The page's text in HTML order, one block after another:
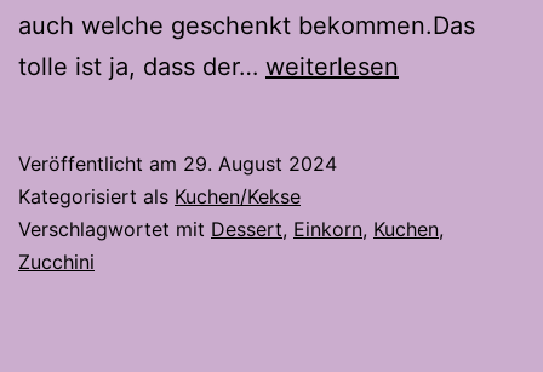
auch welche geschenkt bekommen.Das
tolle ist ja, dass der… Zucchini
weiterlesen
Veröffentlicht am 29. August 2024
Kategorisiert als Kuchen/Kekse
Verschlagwortet mit Dessert, Einkorn, Kuchen,
Zucchini